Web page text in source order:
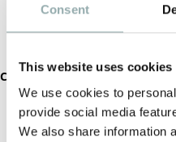
Consent
This website uses cookies
We use cookies to
provide social media
We also share information
Categorieën:Curly Boost Master